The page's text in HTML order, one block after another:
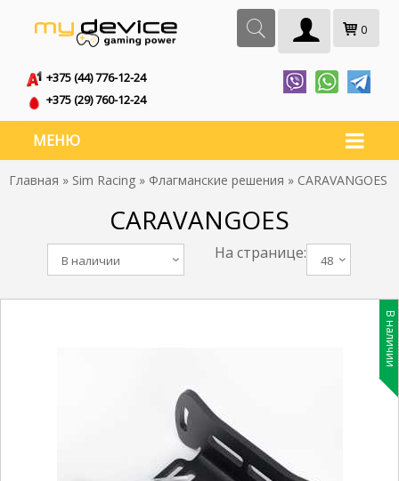
0
+375 (44) 776-12-24
+375 (29) 760-12-24
МЕНЮ
Главная » Sim Racing » Флагманские решения » CARAVANGOES
CARAVANGOES
На странице: 48
В наличии
В наличии